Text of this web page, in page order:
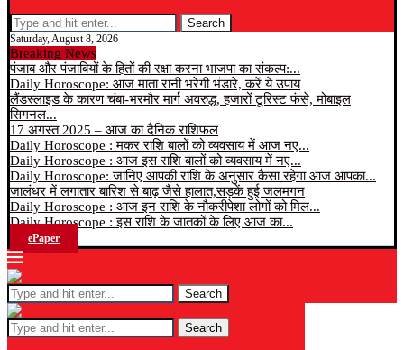
Search
Saturday, August 8, 2026
Breaking News
पंजाब और पंजाबियों के हितों की रक्षा करना भाजपा का संकल्प:...
Daily Horoscope: आज माता रानी भरेगी भंडारे, करें ये उपाय
लैंडस्लाइड के कारण चंबा-भरमौर मार्ग अवरुद्ध, हजारों टूरिस्ट फंसे, मोबाइल
सिगनल...
17 अगस्त 2025 – आज का दैनिक राशिफल
Daily Horoscope : मकर राशि बालों को व्यवसाय में आज नए...
Daily Horoscope : आज इस राशि बालों को व्यवसाय में नए...
Daily Horoscope: जानिए आपकी राशि के अनुसार कैसा रहेगा आज आपका...
जालंधर में लगातार बारिश से बाढ़ जैसे हालात,सड़कें हुई जलमगन
Daily Horoscope : आज इन राशि के नौकरीपेशा लोगों को मिल...
Daily Horoscope : इस राशि के जातकों के लिए आज का...
ePaper
Search
Search